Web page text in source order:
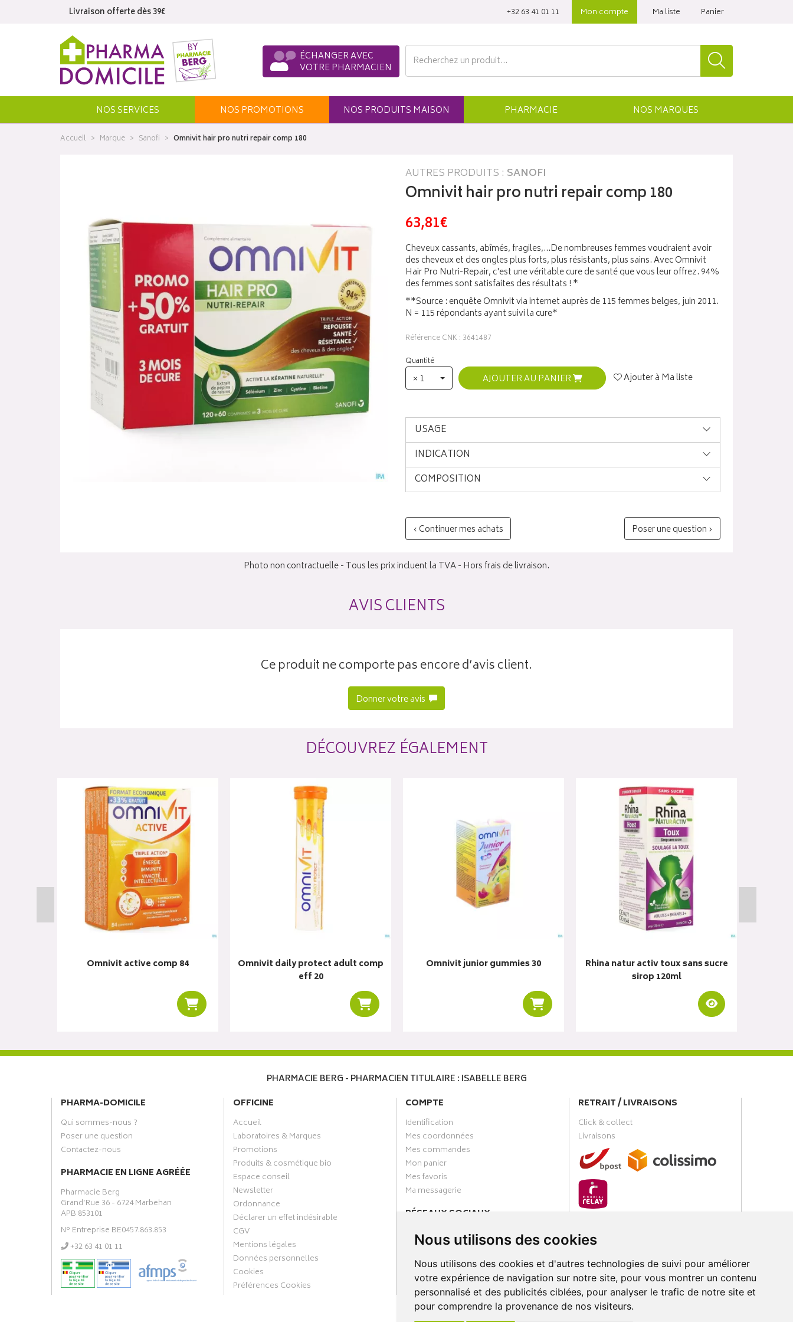
Nous utilisons des cookies
Nous utilisons des cookies et d'autres technologies de suivi pour améliorer
votre expérience de navigation sur notre site, pour vous montrer un contenu
personnalisé et des publicités ciblées, pour analyser le trafic de notre site et
pour comprendre la provenance de nos visiteurs.
Livraison offerte dès 39€ ‭+32 63 41 01 11‬ Mon compte Ma liste Panier
ÉCHANGER AVEC
VOTRE PHARMACIEN
NOS SERVICES NOS PROMOTIONS NOS PRODUITS MAISON PHARMACIE NOS MARQUES
Accueil Marque Sanofi Omnivit hair pro nutri repair comp 180
AUTRES PRODUITS : SANOFI
Omnivit hair pro nutri repair comp 180
63,81€
Cheveux cassants, abîmés, fragiles,…De nombreuses femmes voudraient avoir
des cheveux et des ongles plus forts, plus résistants, plus sains. Avec Omnivit
Hair Pro Nutri-Repair, c'est une véritable cure de santé que vous leur offrez. 94%
des femmes sont satisfaites des résultats ! *
**Source : enquête Omnivit via internet auprès de 115 femmes belges, juin 2011.
N = 115 répondants ayant suivi la cure*
Référence CNK : 3641487
Quantité
× 1 AJOUTER AU PANIER Ajouter à Ma liste
USAGE
INDICATION
COMPOSITION
‹ Continuer mes achats Poser une question ›
Photo non contractuelle - Tous les prix incluent la TVA - Hors frais de livraison.
AVIS CLIENTS
Ce produit ne comporte pas encore d’avis client.
Donner votre avis
DÉCOUVREZ ÉGALEMENT
Omnivit active comp 84
Ajouter au panier
Omnivit daily protect adult comp
eff 20
Ajouter au panier
Omnivit junior gummies 30
Ajouter au panier
Rhina natur activ toux sans sucre
sirop 120ml
Visualiser
PHARMACIE BERG - PHARMACIEN TITULAIRE : ISABELLE BERG
PHARMA-DOMICILE
Qui sommes-nous ?
Poser une question
Contactez-nous
PHARMACIE EN LIGNE AGRÉÉE
Pharmacie Berg
Grand’Rue 36 - 6724 Marbehan
APB 853101
N° Entreprise BE0457.863.853
‭+32 63 41 01 11‬
OFFICINE
Accueil
Laboratoires & Marques
Promotions
Produits & cosmétique bio
Espace conseil
Newsletter
Ordonnance
Déclarer un effet indésirable
CGV
Mentions légales
Données personnelles
Cookies
Préférences Cookies
COMPTE
Identification
Mes coordonnées
Mes commandes
Mon panier
Mes favoris
Ma messagerie
RÉSEAUX SOCIAUX
Facebook
Annuaire des pharmacies
RETRAIT / LIVRAISONS
Click & collect
Livraisons